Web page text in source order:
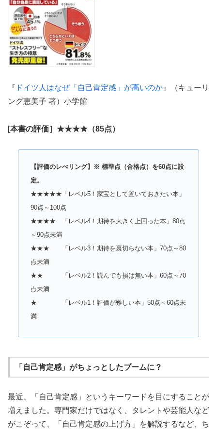
『 ドイツ人はなぜ「自己肯定感」が高いのか 』（キューリ
ング恵美子 著）小学館
[本書の評価］★★★★（85点）
【評価のレべリング】※ 標準点（合格点）を60点に設
定。
★★★★★「レベル5！家宝として置いておきたい本」
90点～100点
★★★★ 「レベル4！期待を大きく上回った本」80点
～90点未満
★★★ 「レベル3！期待を裏切らない本」70点～80
点未満
★★ 「レベル2！読んでも損は無い本」60点～70
点未満
★ 「レベル1！評価が難しい本」50点～60点未
満
「自己肯定感」がちょっとしたブームに？
最近、「自己肯定感」というキーワードを目にすることが
増えました。専門家だけではなく、タレントや芸能人など
がこぞって、「自己肯定感の上げ方」を解説するなど、ち